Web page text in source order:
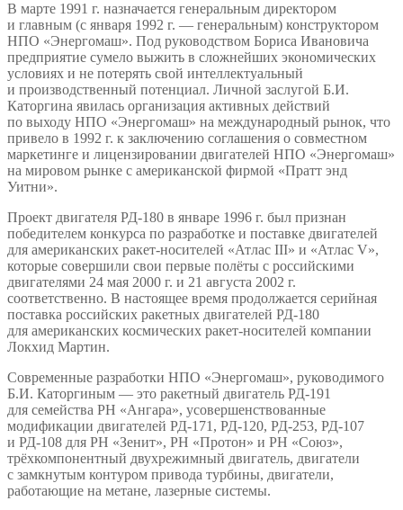
В марте 1991 г. назначается генеральным директором
и главным (с января 1992 г. — генеральным) конструктором
НПО «Энергомаш». Под руководством Бориса Ивановича
предприятие сумело выжить в сложнейших экономических
условиях и не потерять свой интеллектуальный
и производственный потенциал. Личной заслугой Б.И.
Каторгина явилась организация активных действий
по выходу НПО «Энергомаш» на международный рынок, что
привело в 1992 г. к заключению соглашения о совместном
маркетинге и лицензировании двигателей НПО «Энергомаш»
на мировом рынке с американской фирмой «Пратт энд
Уитни».
Проект двигателя РД-180 в январе 1996 г. был признан
победителем конкурса по разработке и поставке двигателей
для американских ракет-носителей «Атлас III» и «Атлас V»,
которые совершили свои первые полёты с российскими
двигателями 24 мая 2000 г. и 21 августа 2002 г.
соответственно. В настоящее время продолжается серийная
поставка российских ракетных двигателей РД-180
для американских космических ракет-носителей компании
Локхид Мартин.
Современные разработки НПО «Энергомаш», руководимого
Б.И. Каторгиным — это ракетный двигатель РД-191
для семейства PH «Ангара», усовершенствованные
модификации двигателей РД-171, РД-120, РД-253, РД-107
и РД-108 для PH «Зенит», PH «Протон» и PH «Союз»,
трёхкомпонентный двухрежимный двигатель, двигатели
с замкнутым контуром привода турбины, двигатели,
работающие на метане, лазерные системы.